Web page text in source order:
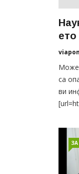
ето
Може
са
ви